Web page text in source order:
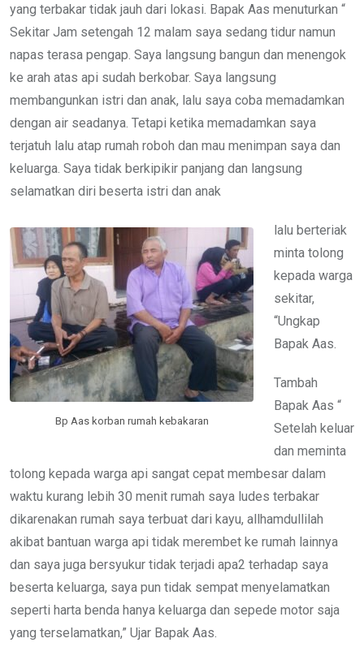
yang terbakar tidak jauh dari lokasi. Bapak Aas menuturkan “
Sekitar Jam setengah 12 malam saya sedang tidur namun
napas terasa pengap. Saya langsung bangun dan menengok
ke arah atas api sudah berkobar. Saya langsung
membangunkan istri dan anak, lalu saya coba memadamkan
dengan air seadanya. Tetapi ketika memadamkan saya
terjatuh lalu atap rumah roboh dan mau menimpan saya dan
keluarga. Saya tidak berkipikir panjang dan langsung
selamatkan diri beserta istri dan anak
Bp Aas korban rumah kebakaran
lalu berteriak
minta tolong
kepada warga
sekitar,
“Ungkap
Bapak Aas.
Tambah
Bapak Aas “
Setelah keluar
dan meminta
tolong kepada warga api sangat cepat membesar dalam
waktu kurang lebih 30 menit rumah saya ludes terbakar
dikarenakan rumah saya terbuat dari kayu, allhamdullilah
akibat bantuan warga api tidak merembet ke rumah lainnya
dan saya juga bersyukur tidak terjadi apa2 terhadap saya
beserta keluarga, saya pun tidak sempat menyelamatkan
seperti harta benda hanya keluarga dan sepede motor saja
yang terselamatkan,” Ujar Bapak Aas.